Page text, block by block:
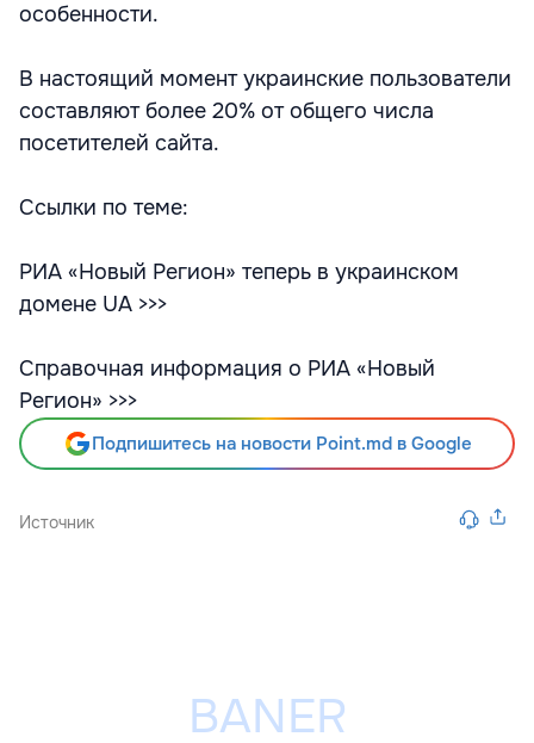
особенности.
В настоящий момент украинские пользователи
составляют более 20% от общего числа
посетителей сайта.
Ссылки по теме:
РИА «Новый Регион» теперь в украинском
домене UA >>>
Справочная информация о РИА «Новый
Регион» >>>
Подпишитесь на новости Point.md в Google
Источник